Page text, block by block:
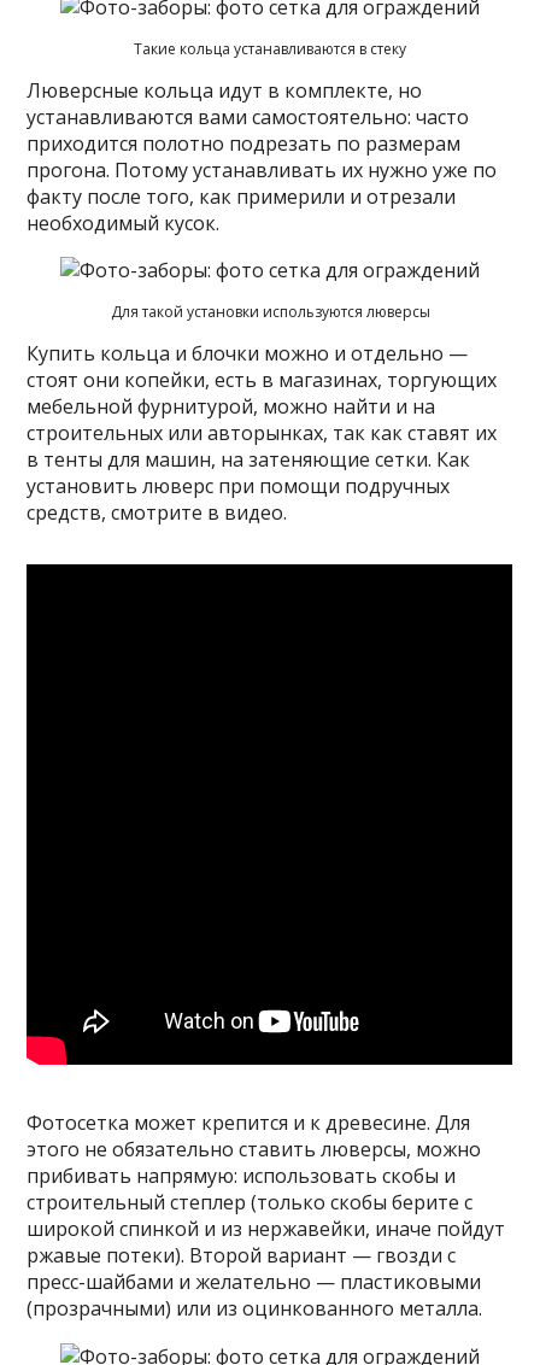
Такие кольца устанавливаются в стеку
Люверсные кольца идут в комплекте, но
устанавливаются вами самостоятельно: часто
приходится полотно подрезать по размерам
прогона. Потому устанавливать их нужно уже по
факту после того, как примерили и отрезали
необходимый кусок.
Для такой установки используются люверсы
Купить кольца и блочки можно и отдельно —
стоят они копейки, есть в магазинах, торгующих
мебельной фурнитурой, можно найти и на
строительных или авторынках, так как ставят их
в тенты для машин, на затеняющие сетки. Как
установить люверс при помощи подручных
средств, смотрите в видео.
Фотосетка может крепится и к древесине. Для
этого не обязательно ставить люверсы, можно
прибивать напрямую: использовать скобы и
строительный степлер (только скобы берите с
широкой спинкой и из нержавейки, иначе пойдут
ржавые потеки). Второй вариант — гвозди с
пресс-шайбами и желательно — пластиковыми
(прозрачными) или из оцинкованного металла.